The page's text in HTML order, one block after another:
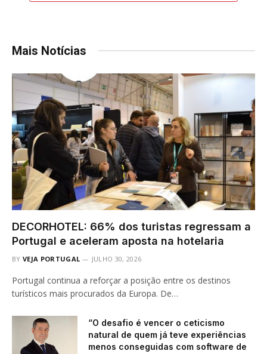
Mais Notícias
DECORHOTEL: 66% dos turistas regressam a
Portugal e aceleram aposta na hotelaria
BY VEJA PORTUGAL JULHO 30, 2026
Portugal continua a reforçar a posição entre os destinos
turísticos mais procurados da Europa. De…
“O desafio é vencer o ceticismo
natural de quem já teve experiências
menos conseguidas com software de